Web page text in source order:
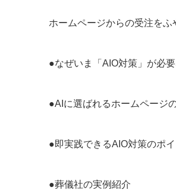
ホームページからの受注をふ
●なぜいま「AIO対策」が必
●AIに選ばれるホームページ
●即実践できるAIO対策のポイ
●葬儀社の実例紹介